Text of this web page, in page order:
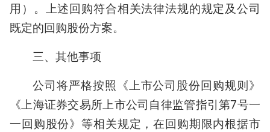
用）。上述回购符合相关法律法规的规定及公司
既定的回购股份方案。
三、其他事项
公司将严格按照《上市公司股份回购规则》
《上海证券交易所上市公司自律监管指引第7号一
一回购股份》等相关规定，在回购期限内根据市